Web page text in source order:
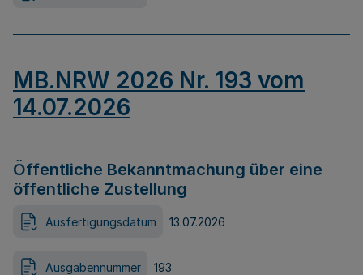
MB.NRW 2026 Nr. 193 vom
14.07.2026
Öffentliche Bekanntmachung über eine
öffentliche Zustellung
Ausfertigungsdatum 13.07.2026
Ausgabennummer 193